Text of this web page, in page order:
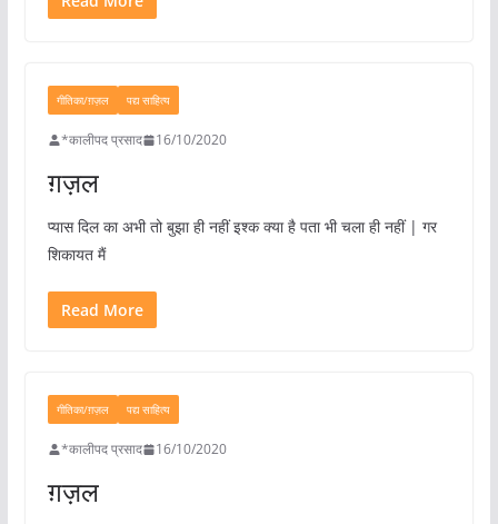
गीतिका/ग़ज़ल पद्य साहित्य
*कालीपद प्रसाद 16/10/2020
ग़ज़ल
प्यास दिल का अभी तो बुझा ही नहीं इश्क क्या है पता भी चला ही नहीं | गर
शिकायत मैं
Read More
गीतिका/ग़ज़ल पद्य साहित्य
*कालीपद प्रसाद 16/10/2020
ग़ज़ल